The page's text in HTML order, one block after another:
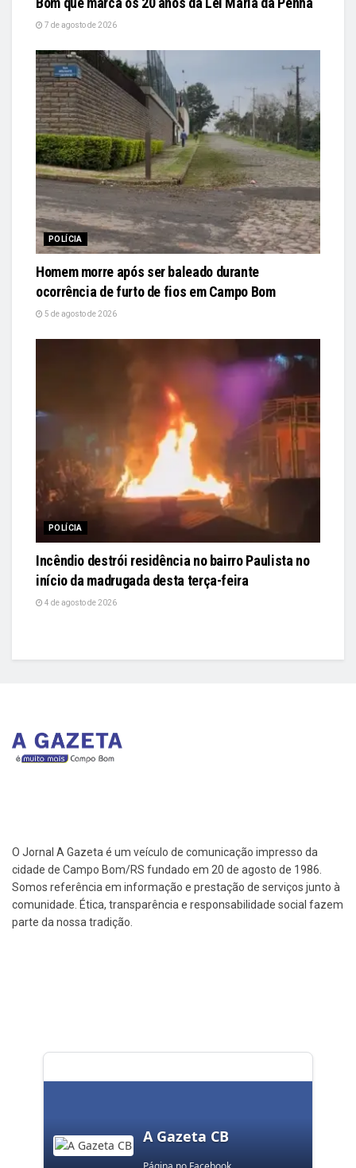
7 de agosto de 2026
POLÍCIA
Homem morre após ser baleado durante
ocorrência de furto de fios em Campo Bom
5 de agosto de 2026
POLÍCIA
Incêndio destrói residência no bairro Paulista no
início da madrugada desta terça-feira
4 de agosto de 2026
O Jornal A Gazeta é um veículo de comunicação impresso da
cidade de Campo Bom/RS fundado em 20 de agosto de 1986.
Somos referência em informação e prestação de serviços junto à
comunidade. Ética, transparência e responsabilidade social fazem
parte da nossa tradição.
A Gazeta CB